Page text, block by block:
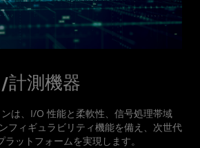
計測機器
は、I/O 性能と柔軟性、信号処理帯域
フィギュラビリティ機能を備え、次世代
ットフォームを実現します。